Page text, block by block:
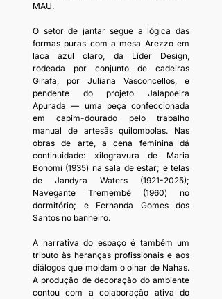
MAU.
O setor de jantar segue a lógica das
formas puras com a mesa Arezzo em
laca azul claro, da Líder Design,
rodeada por conjunto de cadeiras
Girafa, por Juliana Vasconcellos, e
pendente do projeto Jalapoeira
Apurada — uma peça confeccionada
em capim-dourado pelo trabalho
manual de artesãs quilombolas. Nas
obras de arte, a cena feminina dá
continuidade: xilogravura de Maria
Bonomi (1935) na sala de estar; e telas
de Jandyra Waters (1921-2025);
Navegante Tremembé (1960) no
dormitório; e Fernanda Gomes dos
Santos no banheiro.
A narrativa do espaço é também um
tributo às heranças profissionais e aos
diálogos que moldam o olhar de Nahas.
A produção de decoração do ambiente
contou com a colaboração ativa do